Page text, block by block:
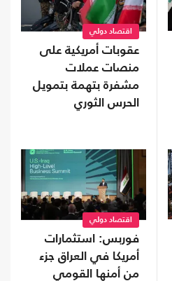
اقتصاد دولي
عقوبات أمريكية على
منصات عملات
مشفرة بتهمة بتمويل
الحرس الثوري
اقتصاد دولي
فوربس: استثمارات
أمريكا في العراق جزء
من أمنها القومي